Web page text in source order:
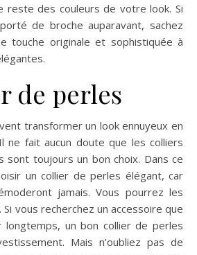
reste des couleurs de votre look. Si
de broche auparavant, sachez
touche originale et sophistiquée à
de perles
transformer un look ennuyeux en
ne fait aucun doute que les colliers
sont toujours un bon choix. Dans ce
un collier de perles élégant, car
jamais. Vous pourrez les
vous recherchez un accessoire que
un bon collier de perles
Mais n’oubliez pas de